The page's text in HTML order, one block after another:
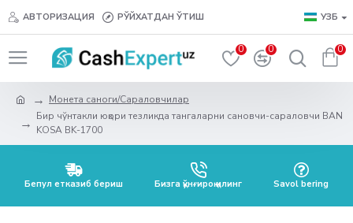
АВТОРИЗАЦИЯ РЎЙХАТДАН ЎТИШ УЗБ
0 0 0
Монета саноги/Сараловчилар
Бир чўнтакли юқори тезликда тангаларни сановчи-сараловчи BAN
KOSA BK-1700
Бепул етказиб бериш Бизга қўнғироқ қилинг Savol bering